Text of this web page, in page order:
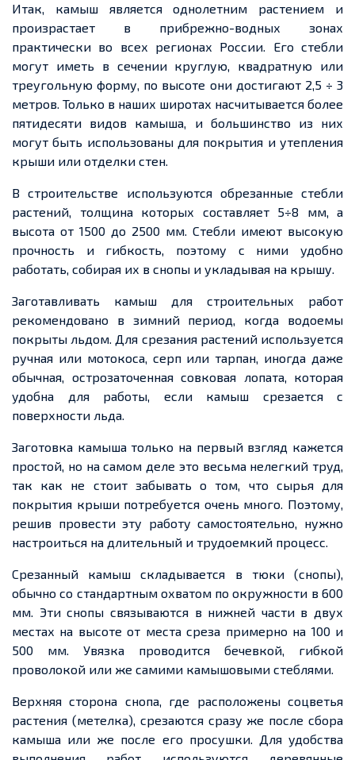
Итак, камыш является однолетним растением и
произрастает в прибрежно-водных зонах
практически во всех регионах России. Его стебли
могут иметь в сечении круглую, квадратную или
треугольную форму, по высоте они достигают 2,5 ÷ 3
метров. Только в наших широтах насчитывается более
пятидесяти видов камыша, и большинство из них
могут быть использованы для покрытия и утепления
крыши или отделки стен.
В строительстве используются обрезанные стебли
растений, толщина которых составляет 5÷8 мм, а
высота от 1500 до 2500 мм. Стебли имеют высокую
прочность и гибкость, поэтому с ними удобно
работать, собирая их в снопы и укладывая на крышу.
Заготавливать камыш для строительных работ
рекомендовано в зимний период, когда водоемы
покрыты льдом. Для срезания растений используется
ручная или мотокоса, серп или тарпан, иногда даже
обычная, острозаточенная совковая лопата, которая
удобна для работы, если камыш срезается с
поверхности льда.
Заготовка камыша только на первый взгляд кажется
простой, но на самом деле это весьма нелегкий труд,
так как не стоит забывать о том, что сырья для
покрытия крыши потребуется очень много. Поэтому,
решив провести эту работу самостоятельно, нужно
настроиться на длительный и трудоемкий процесс.
Срезанный камыш складывается в тюки (снопы),
обычно со стандартным охватом по окружности в 600
мм. Эти снопы связываются в нижней части в двух
местах на высоте от места среза примерно на 100 и
500 мм. Увязка проводится бечевкой, гибкой
проволокой или же самими камышовыми стеблями.
Верхняя сторона снопа, где расположены соцветья
растения (метелка), срезаются сразу же после сбора
камыша или же после его просушки. Для удобства